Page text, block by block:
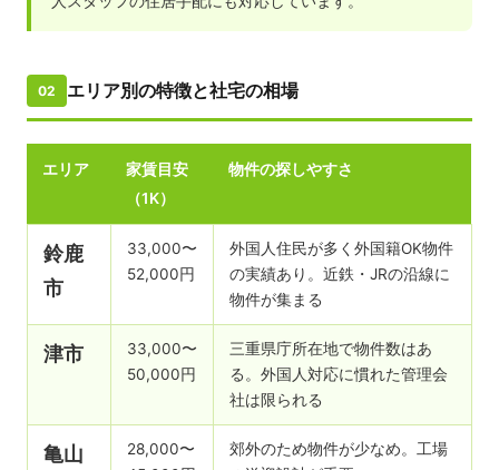
02 エリア別の特徴と社宅の相場
エリア
家賃目安
（1K）
物件の探しやすさ
鈴鹿
市
33,000〜
52,000円
外国人住民が多く外国籍OK物件
の実績あり。近鉄・JRの沿線に
物件が集まる
津市
33,000〜
50,000円
三重県庁所在地で物件数はあ
る。外国人対応に慣れた管理会
社は限られる
亀山
28,000〜
郊外のため物件が少なめ。工場